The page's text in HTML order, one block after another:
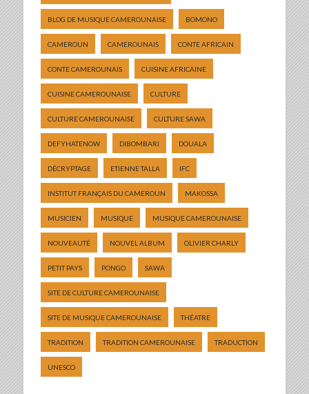
BLOG DE MUSIQUE CAMEROUNAISE BOMONO
CAMEROUN CAMEROUNAIS CONTE AFRICAIN
CONTE CAMEROUNAIS CUISINE AFRICAINE
CUISINE CAMEROUNAISE CULTURE
CULTURE CAMEROUNAISE CULTURE SAWA
DEFYHATENOW DIBOMBARI DOUALA
DÉCRYPTAGE ETIENNE TALLA IFC
INSTITUT FRANÇAIS DU CAMEROUN MAKOSSA
MUSICIEN MUSIQUE MUSIQUE CAMEROUNAISE
NOUVEAUTÉ NOUVEL ALBUM OLIVIER CHARLY
PETIT PAYS PONGO SAWA
SITE DE CULTURE CAMEROUNAISE
SITE DE MUSIQUE CAMEROUNAISE THÉATRE
TRADITION TRADITION CAMEROUNAISE TRADUCTION
UNESCO